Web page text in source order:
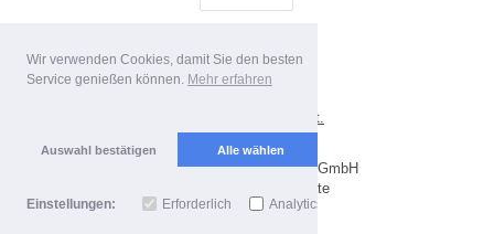
Wir verwenden Cookies, damit Sie den besten
Service genießen können. Mehr erfahren
Auswahl bestätigen Alle wählen
Einstellungen: Erforderlich Analytics
Alle Preise inkl. MwSt.
Lieferbedingungen
Copyright 2026 by Dartpoint GmbH
Mobile Shop by Shopgate